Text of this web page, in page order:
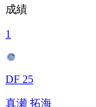
成績
1
DF 25
真瀬 拓海